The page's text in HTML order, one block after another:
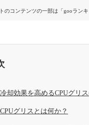
のコンテンツの一部は「gooラン
冷却効果を高めるCPUグリ
CPUグリスとは何か？